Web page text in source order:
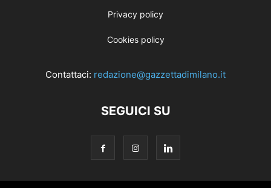
Privacy policy
Cookies policy
Contattaci: redazione@gazzettadimilano.it
SEGUICI SU